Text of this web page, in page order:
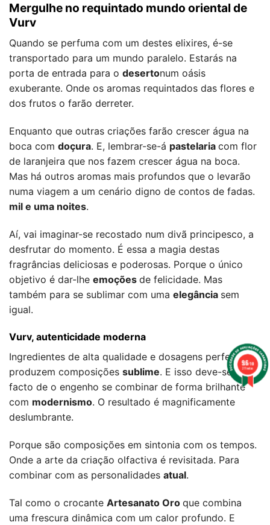
Mergulhe no requintado mundo oriental de
Vurv
Quando se perfuma com um destes elixires, é-se
transportado para um mundo paralelo. Estarás na
porta de entrada para o desertonum oásis
exuberante. Onde os aromas requintados das flores e
dos frutos o farão derreter.
Enquanto que outras criações farão crescer água na
boca com doçura. E, lembrar-se-á pastelaria com flor
de laranjeira que nos fazem crescer água na boca.
Mas há outros aromas mais profundos que o levarão
numa viagem a um cenário digno de contos de fadas.
mil e uma noites.
Aí, vai imaginar-se recostado num divã principesco, a
desfrutar do momento. É essa a magia destas
fragrâncias deliciosas e poderosas. Porque o único
objetivo é dar-lhe emoções de felicidade. Mas
também para se sublimar com uma elegância sem
igual.
Vurv, autenticidade moderna
Ingredientes de alta qualidade e dosagens perfeitas
produzem composições sublime. E isso deve-se ao
facto de o engenho se combinar de forma brilhante
com modernismo. O resultado é magnificamente
deslumbrante.
Porque são composições em sintonia com os tempos.
Onde a arte da criação olfactiva é revisitada. Para
combinar com as personalidades atual.
Tal como o crocante Artesanato Oro que combina
uma frescura dinâmica com um calor profundo. E
9.6/10
211 notas